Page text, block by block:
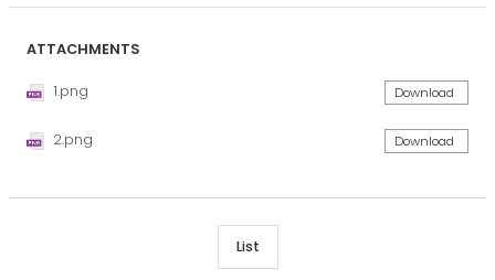
ATTACHMENTS
1.png Download
2.png Download
List